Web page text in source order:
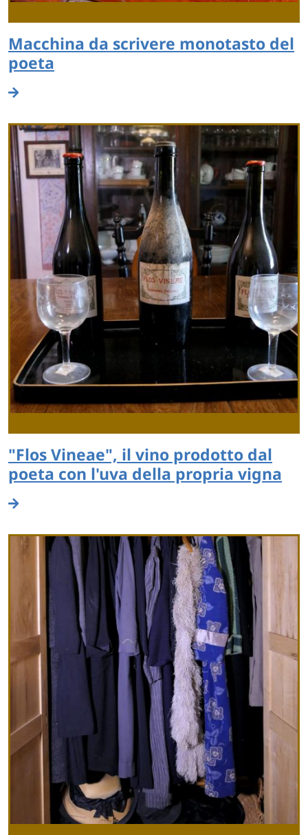
Macchina da scrivere monotasto del
poeta
"Flos Vineae", il vino prodotto dal
poeta con l'uva della propria vigna